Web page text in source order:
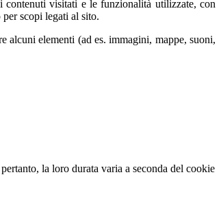
visitati e le funzionalità utilizzate, con
scopi legati al sito.
alcuni elementi (ad es. immagini, mappe, suoni,
la loro durata varia a seconda del cookie